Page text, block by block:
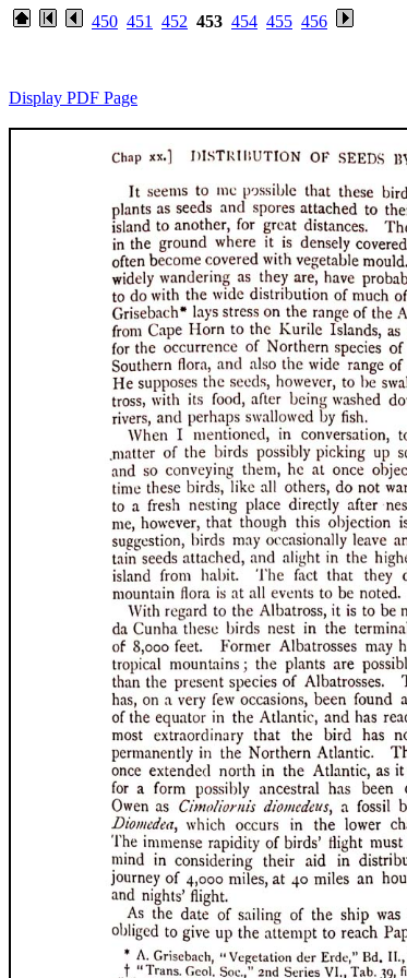
450 451 452 453 454 455 456
Display PDF Page